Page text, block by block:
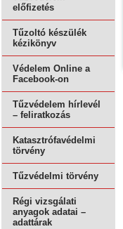
előfizetés
Tűzoltó készülék
kézikönyv
Védelem Online a
Facebook-on
Tűzvédelem hírlevél
– feliratkozás
Katasztrófavédelmi
törvény
Tűzvédelmi törvény
Régi vizsgálati
anyagok adatai –
adattárak